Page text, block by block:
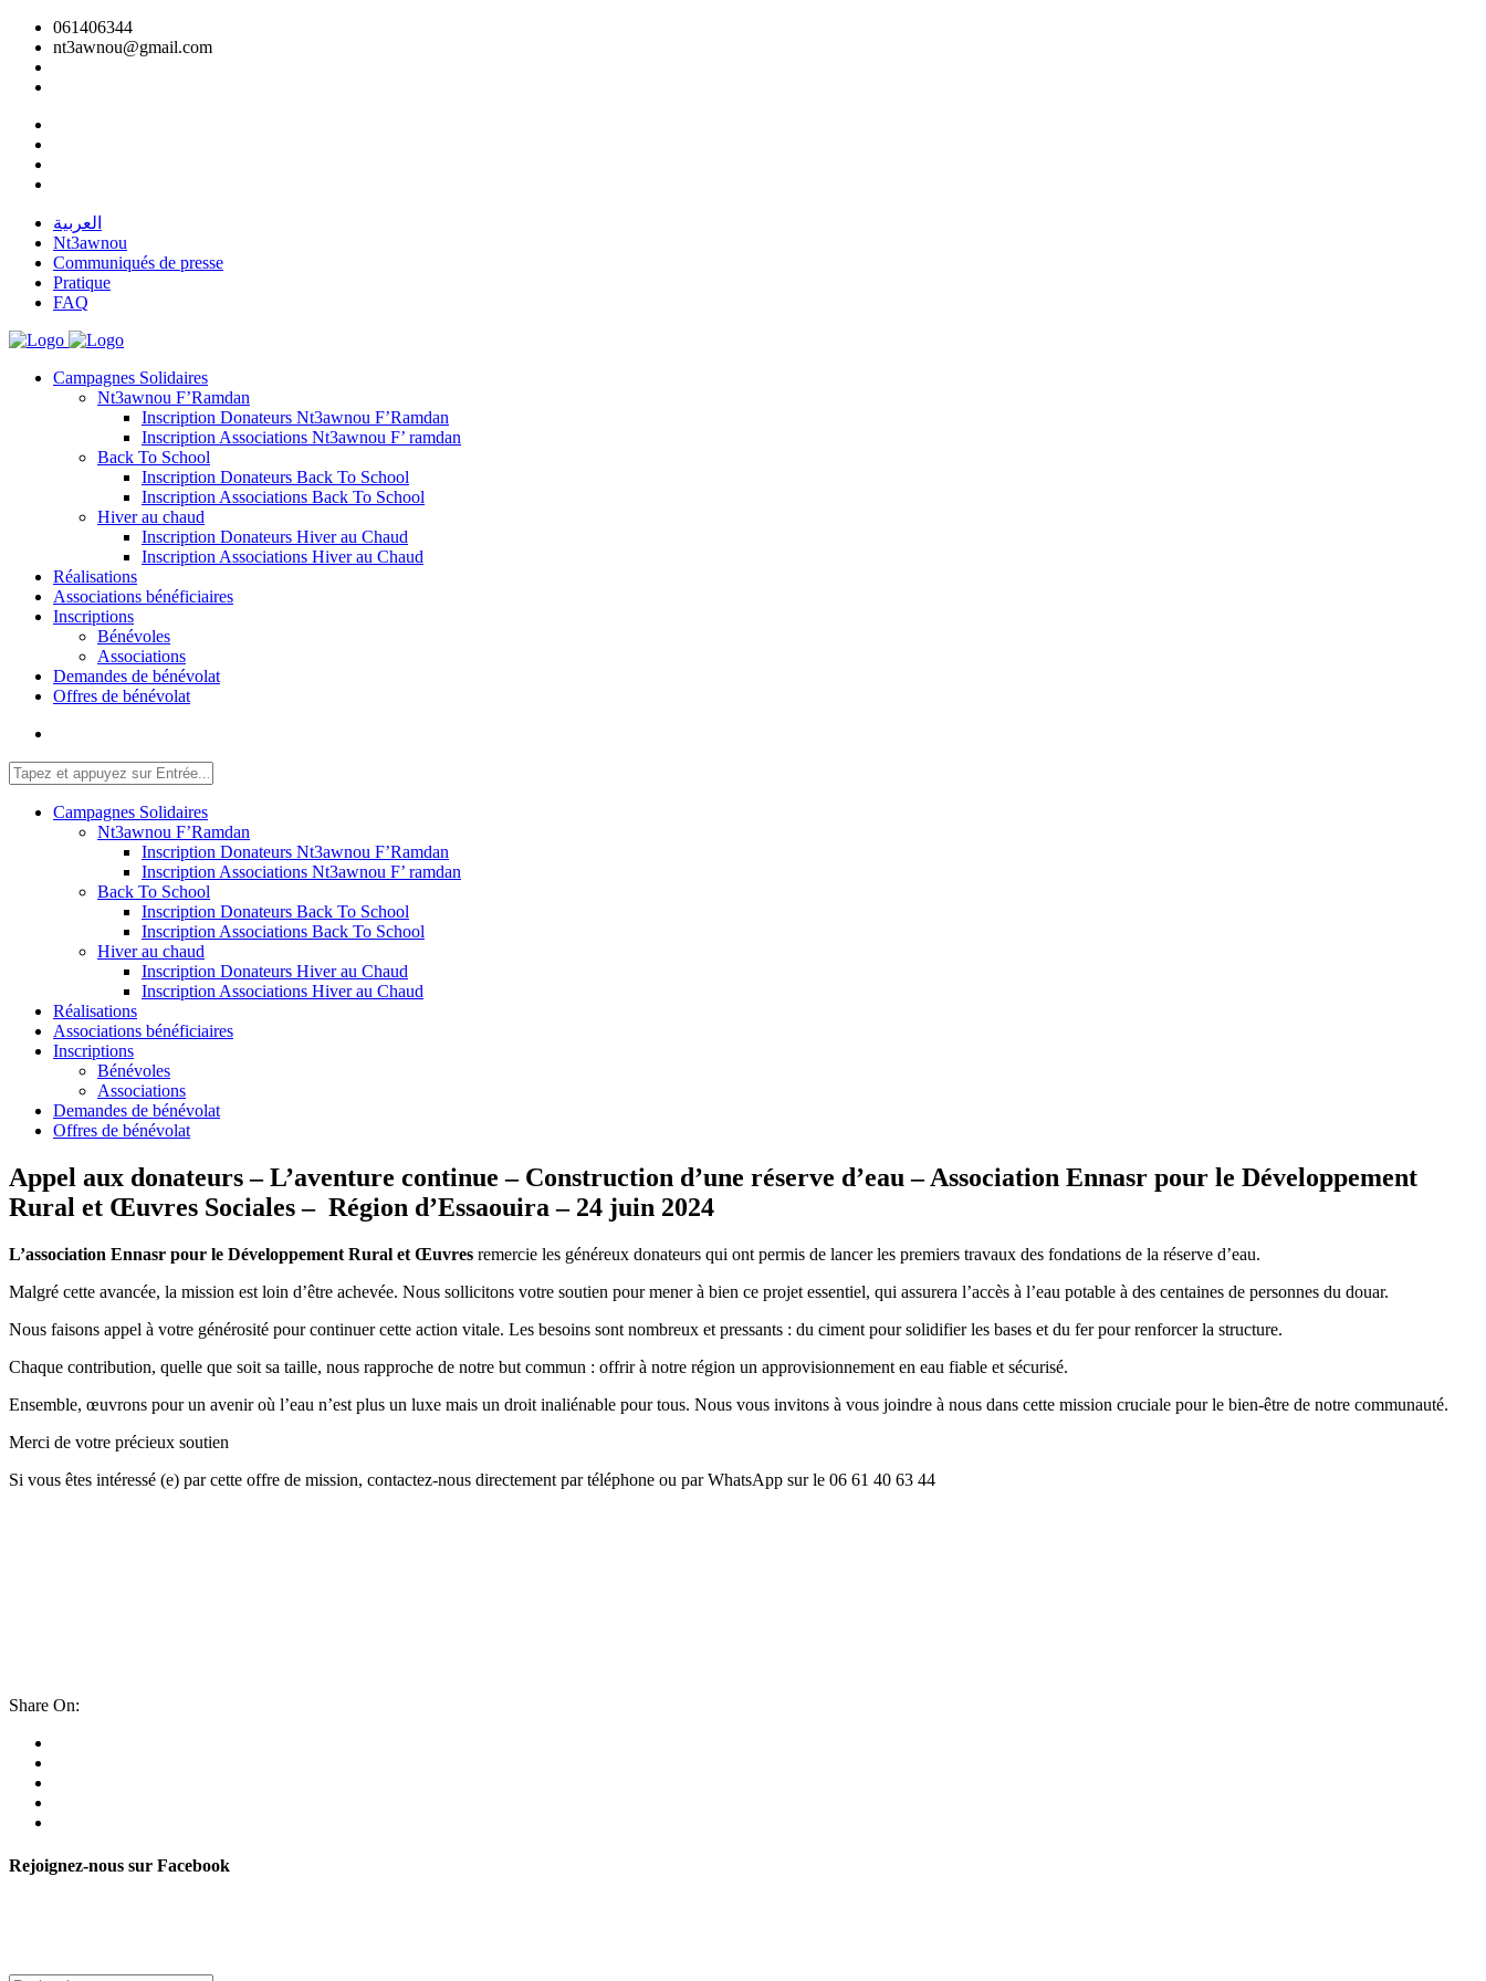
061406344
nt3awnou@gmail.com
العربية
Nt3awnou
Communiqués de presse
Pratique
FAQ
Campagnes Solidaires
Nt3awnou F’Ramdan
Inscription Donateurs Nt3awnou F’Ramdan
Inscription Associations Nt3awnou F’ ramdan
Back To School
Inscription Donateurs Back To School
Inscription Associations Back To School
Hiver au chaud
Inscription Donateurs Hiver au Chaud
Inscription Associations Hiver au Chaud
Réalisations
Associations bénéficiaires
Inscriptions
Bénévoles
Associations
Demandes de bénévolat
Offres de bénévolat
Campagnes Solidaires
Nt3awnou F’Ramdan
Inscription Donateurs Nt3awnou F’Ramdan
Inscription Associations Nt3awnou F’ ramdan
Back To School
Inscription Donateurs Back To School
Inscription Associations Back To School
Hiver au chaud
Inscription Donateurs Hiver au Chaud
Inscription Associations Hiver au Chaud
Réalisations
Associations bénéficiaires
Inscriptions
Bénévoles
Associations
Demandes de bénévolat
Offres de bénévolat
Appel aux donateurs – L’aventure continue – Construction d’une réserve d’eau – Association Ennasr pour le Développement
Rural et Œuvres Sociales – Région d’Essaouira – 24 juin 2024
L’association Ennasr pour le Développement Rural et Œuvres remercie les généreux donateurs qui ont permis de lancer les premiers travaux des fondations de la réserve d’eau.
Malgré cette avancée, la mission est loin d’être achevée. Nous sollicitons votre soutien pour mener à bien ce projet essentiel, qui assurera l’accès à l’eau potable à des centaines de personnes du douar.
Nous faisons appel à votre générosité pour continuer cette action vitale. Les besoins sont nombreux et pressants : du ciment pour solidifier les bases et du fer pour renforcer la structure.
Chaque contribution, quelle que soit sa taille, nous rapproche de notre but commun : offrir à notre région un approvisionnement en eau fiable et sécurisé.
Ensemble, œuvrons pour un avenir où l’eau n’est plus un luxe mais un droit inaliénable pour tous. Nous vous invitons à vous joindre à nous dans cette mission cruciale pour le bien-être de notre communauté.
Merci de votre précieux soutien
Si vous êtes intéressé (e) par cette offre de mission, contactez-nous directement par téléphone ou par WhatsApp sur le 06 61 40 63 44
Share On:
Rejoignez-nous sur Facebook